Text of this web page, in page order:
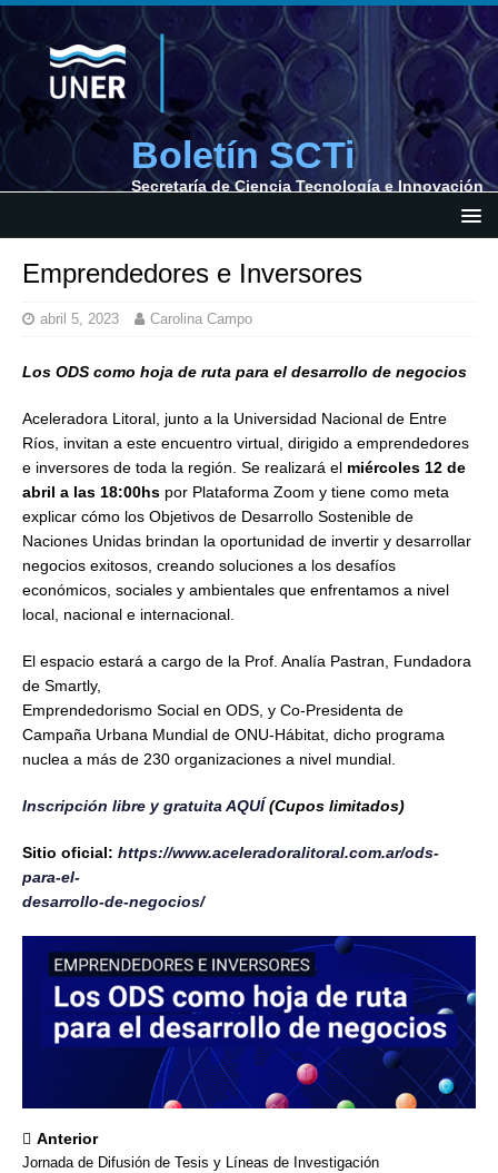
Boletín SCTi
Secretaría de Ciencia Tecnología e Innovación
Emprendedores e Inversores
abril 5, 2023 Carolina Campo
Los ODS como hoja de ruta para el desarrollo de negocios
Aceleradora Litoral, junto a la Universidad Nacional de Entre
Ríos, invitan a este encuentro virtual, dirigido a emprendedores
e inversores de toda la región. Se realizará el miércoles 12 de
abril a las 18:00hs por Plataforma Zoom y tiene como meta
explicar cómo los Objetivos de Desarrollo Sostenible de
Naciones Unidas brindan la oportunidad de invertir y desarrollar
negocios exitosos, creando soluciones a los desafíos
económicos, sociales y ambientales que enfrentamos a nivel
local, nacional e internacional.
El espacio estará a cargo de la Prof. Analía Pastran, Fundadora
de Smartly,
Emprendedorismo Social en ODS, y Co-Presidenta de
Campaña Urbana Mundial de ONU-Hábitat, dicho programa
nuclea a más de 230 organizaciones a nivel mundial.
Inscripción libre y gratuita AQUÍ (Cupos limitados)
Sitio oficial: https://www.aceleradoralitoral.com.ar/ods-
para-el-
desarrollo-de-negocios/
Anterior
Jornada de Difusión de Tesis y Líneas de Investigación